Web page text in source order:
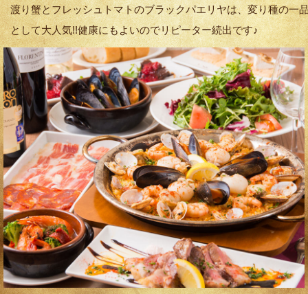
渡り蟹とフレッシュトマトのブラックパエリヤは、変り種の一
として大人気!!健康にもよいのでリピーター続出です♪